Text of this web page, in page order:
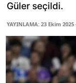
Güler seçildi.
YAYINLAMA: 23 Ekim 2025